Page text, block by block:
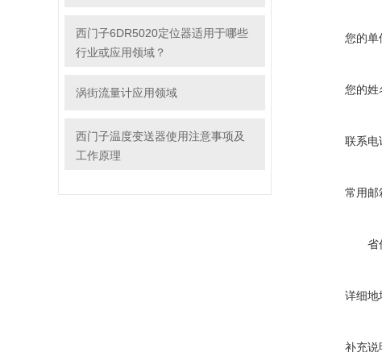
西门子6DR5020定位器适用于哪些
行业或应用领域？
涡街流量计应用领域
西门子温度变送器使用注意事项及
工作原理
您的单
您的姓
联系电
常用邮
省
详细地
补充说